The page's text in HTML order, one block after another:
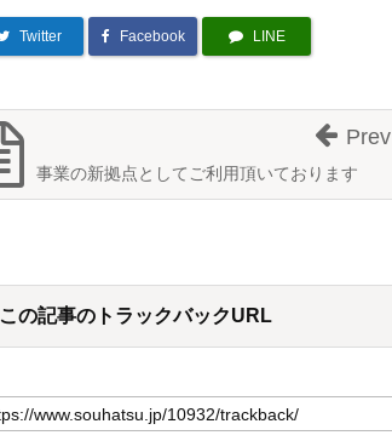
Twitter Facebook LINE
事業の新拠点としてご利用頂いております
Prev
この記事のトラックバックURL